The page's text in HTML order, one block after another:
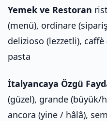
Yemek ve Restoran
(menü), ordinare
delizioso (lezzetli),
pasta
İtalyancaya Özgü
(güzel), grande (büyük/
ancora (yine / hâlâ),